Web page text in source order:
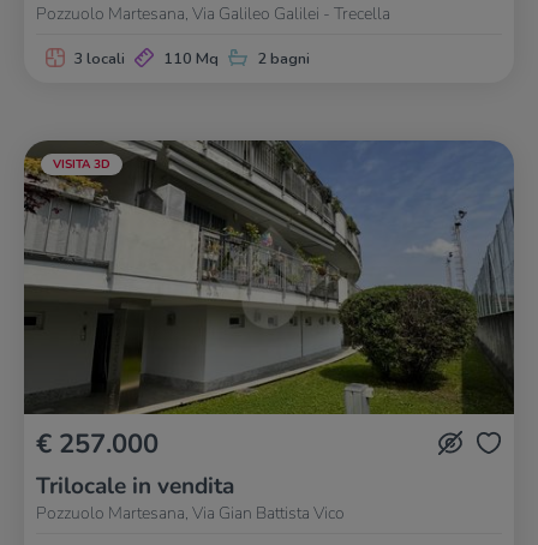
Pozzuolo Martesana, Via Galileo Galilei - Trecella
3 locali 110 Mq 2 bagni
VISITA 3D
€ 257.000
Trilocale in vendita
Pozzuolo Martesana, Via Gian Battista Vico